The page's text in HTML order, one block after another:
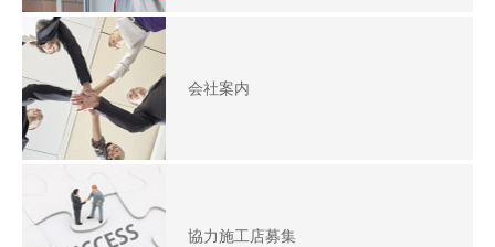
会社案内
協力施工店募集